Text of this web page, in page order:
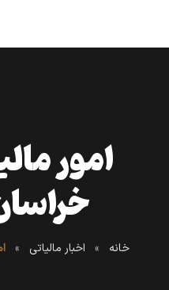
امور
خانه » اخبار مالیاتی »